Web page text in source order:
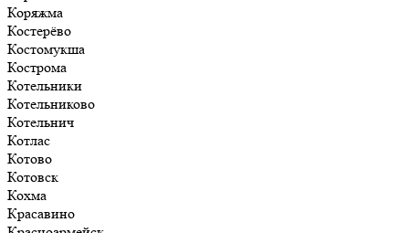
Коряжма
Костерёво
Костомукша
Кострома
Котельники
Котельниково
Котельнич
Котлас
Котово
Котовск
Кохма
Красавино